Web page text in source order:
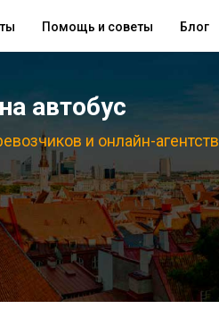
Помощь и советы Блог
автобус
и онлайн-агентств